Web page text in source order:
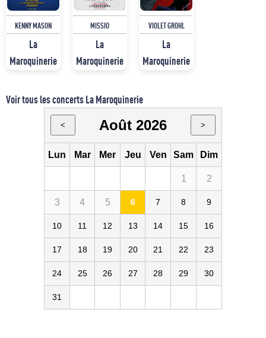
KENNY MASON
La
Maroquinerie
MISSIO
La
Maroquinerie
VIOLET GROHL
La
Maroquinerie
Voir tous les concerts La Maroquinerie
< Août 2026 >
Lun Mar Mer Jeu Ven Sam Dim
1 2
3 4 5 6 7 8 9
10 11 12 13 14 15 16
17 18 19 20 21 22 23
24 25 26 27 28 29 30
31